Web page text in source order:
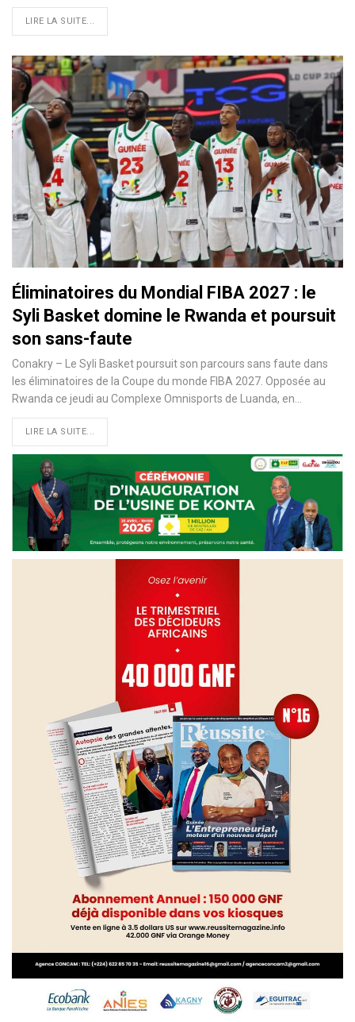
LIRE LA SUITE...
Éliminatoires du Mondial FIBA 2027 : le
Syli Basket domine le Rwanda et poursuit
son sans-faute
Conakry – Le Syli Basket poursuit son parcours sans faute dans
les éliminatoires de la Coupe du monde FIBA 2027. Opposée au
Rwanda ce jeudi au Complexe Omnisports de Luanda, en…
LIRE LA SUITE...